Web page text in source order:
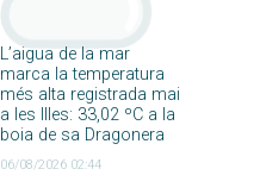
L’aigua de la mar
marca la temperatura
més alta registrada mai
a les Illes: 33,02 ºC a la
boia de sa Dragonera
06/08/2026 02:44